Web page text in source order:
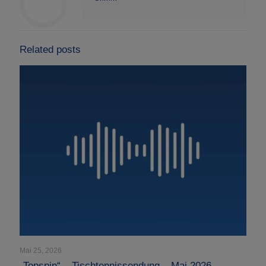
Related posts
Mai 25, 2026